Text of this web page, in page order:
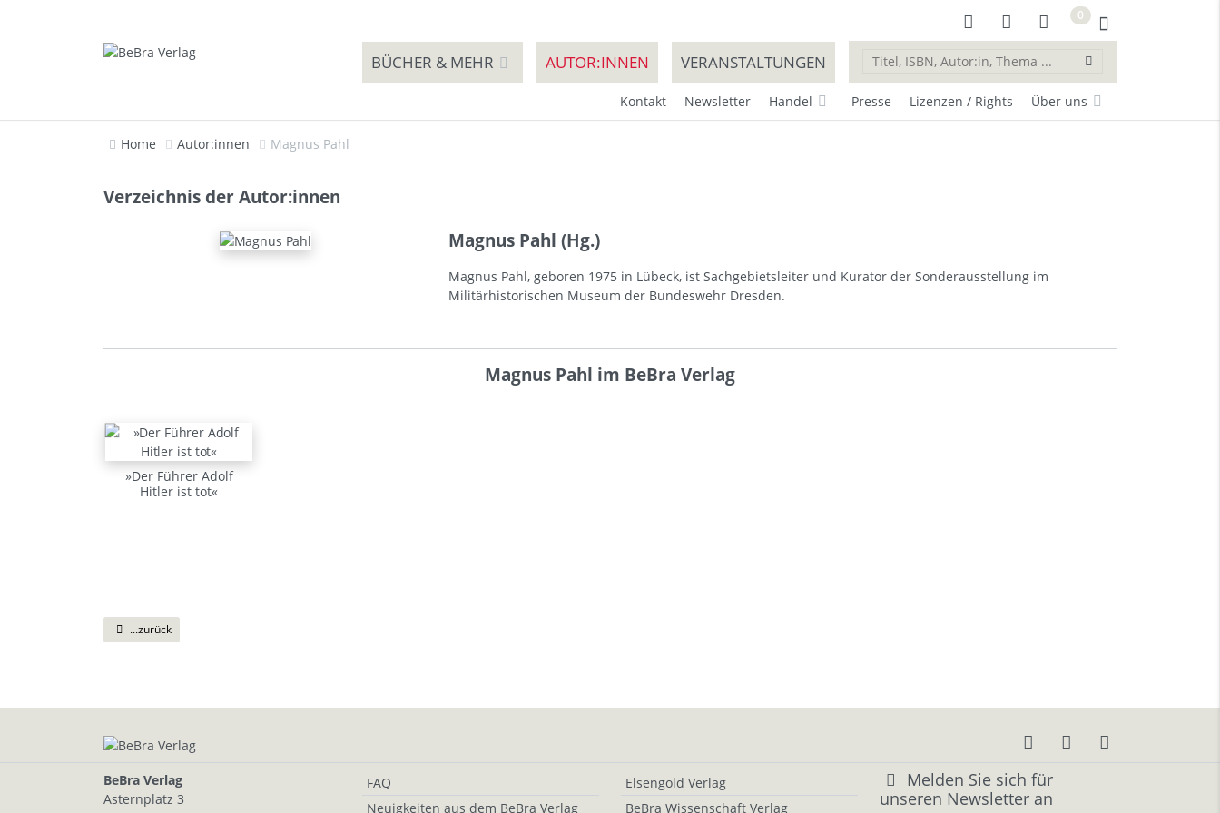
0
BÜCHER & MEHR AUTOR:INNEN VERANSTALTUNGEN
Kontakt Newsletter Handel Presse Lizenzen / Rights Über uns
Home Autor:innen Magnus Pahl
Verzeichnis der Autor:innen
Magnus Pahl (Hg.)
Magnus Pahl, geboren 1975 in Lübeck, ist Sachgebietsleiter und Kurator der Sonderausstellung im
Militärhistorischen Museum der Bundeswehr Dresden.
Magnus Pahl im BeBra Verlag
»Der Führer Adolf
Hitler ist tot«
...zurück
BeBra Verlag
Asternplatz 3
FAQ
Neuigkeiten aus dem BeBra Verlag
Elsengold Verlag
BeBra Wissenschaft Verlag
Melden Sie sich für
unseren Newsletter an